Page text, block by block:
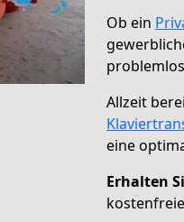
Ob ein
Allzeit
eine
Erhalten